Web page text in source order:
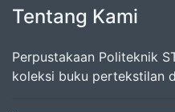
Tentang Kami
Perpustakaan Politeknik
koleksi buku pertekstilan